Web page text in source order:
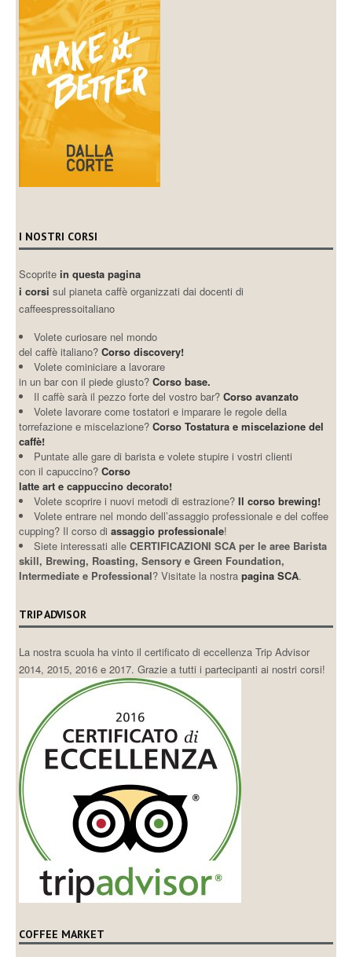
I NOSTRI CORSI
Scopritein questa pagina
i corsi sul pianeta caffè organizzati dai docenti di
caffeespressoitaliano
Volete curiosare nel mondo
del caffè italiano? Corso discovery!
Volete cominiciare a lavorare
in un bar con il piede giusto? Corso base.
Il caffè sarà il pezzo forte del vostro bar?Corso avanzato
Volete lavorare come tostatori e imparare le regole della
torrefazione e miscelazione?Corso Tostatura e miscelazione del
caffè!
Puntate alle gare di barista e volete stupire i vostri clienti
con il capuccino?Corso
latte art e cappuccino decorato!
Volete scoprire i nuovi metodi di estrazione?Il corso brewing!
Volete entrare nel mondo dell’assaggio professionale e del coffee
cupping? Il corso diassaggio professionale!
Siete interessati alleCERTIFICAZIONI SCA per le aree Barista
skill, Brewing, Roasting, Sensory e Green Foundation,
Intermediate e Professional? Visitate la nostrapagina SCA.
TRIP ADVISOR
La nostra scuola ha vinto il certificato di eccellenza Trip Advisor
2014, 2015, 2016 e 2017. Grazie a tutti i partecipanti ai nostri corsi!
COFFEE MARKET